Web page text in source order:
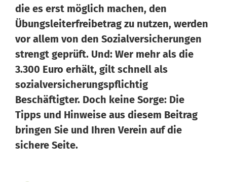
die es erst möglich machen, den
Übungsleiterfreibetrag zu nutzen, werden
vor allem von den Sozialversicherungen
strengt geprüft. Und: Wer mehr als die
3.300 Euro erhält, gilt schnell als
sozialversicherungspflichtig
Beschäftigter. Doch keine Sorge: Die
Tipps und Hinweise aus diesem Beitrag
bringen Sie und Ihren Verein auf die
sichere Seite.
Wissen von Vero Ihr KI-Agent
Hallo, ich bin Vero Ihr digitaler Vereinshelfer in Meine
Vereinswelt. Ich gebe Ihnen schnell Antworten aus dem
Wissen von 14 erfahrenen Vereinsexperten. Und falls ich
einmal nicht weiterweiß, können Sie sich jederzeit an
unsere 14 Experten wenden – sie stehen Ihnen persönlich
mit Rat und Tat zur Seite.